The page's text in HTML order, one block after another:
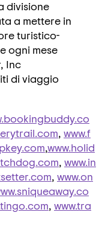
divisione
a mettere in
turistico-
ogni mese
Inc
di viaggio
, www.f
,www.holid
, www.in
, www.on
, www.tra